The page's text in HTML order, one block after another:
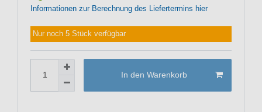
Informationen zur Berechnung des Liefertermins hier
Nur noch 5 Stück verfügbar
In den Warenkorb